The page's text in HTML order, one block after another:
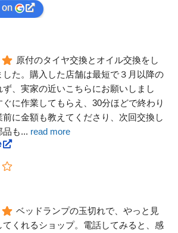
on
原付のタイヤ交換とオイル交換をし
した。購入した店舗は最短で３月以降の
、実家の近いこちらにお願いしまし
ぐに作業してもらえ、30分ほどで終わり
前に金額も教えてくださり、次回交換し
品も... read more
ベッドランプの玉切れで、やっと見
てくれるショップ。電話してみると、感